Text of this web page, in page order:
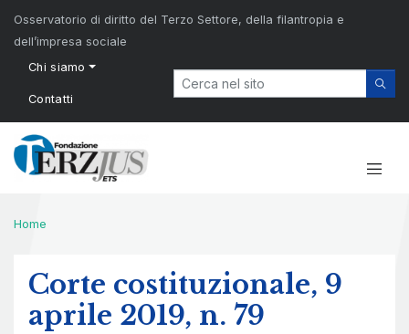
Osservatorio di diritto del Terzo Settore, della filantropia e
dell’impresa sociale
Chi siamo
Contatti
Home
Corte costituzionale, 9
aprile 2019, n. 79